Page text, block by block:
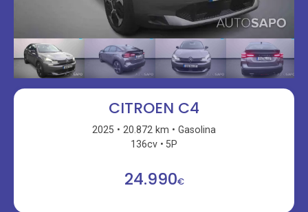
CITROEN C4
2025 20.872 km
Gasolina
136cv
5P
24.990€